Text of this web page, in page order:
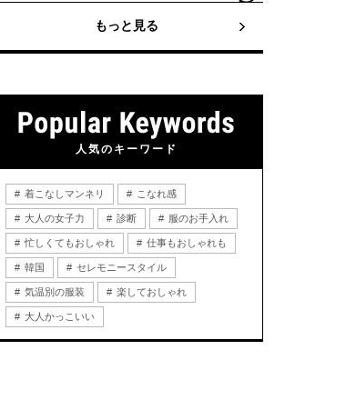
もっと見る
人気のキーワード
着こなしマンネリ こなれ感
大人の女子力 診断 服のお手入れ
忙しくてもおしゃれ 仕事もおしゃれも
韓国 セレモニースタイル
気温別の服装 楽しておしゃれ
大人かっこいい